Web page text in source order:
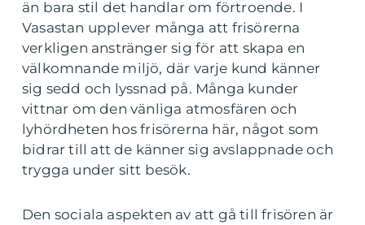
än bara stil det handlar om förtroende. I
Vasastan upplever många att frisörerna
verkligen anstränger sig för att skapa en
välkomnande miljö, där varje kund känner
sig sedd och lyssnad på. Många kunder
vittnar om den vänliga atmosfären och
lyhördheten hos frisörerna här, något som
bidrar till att de känner sig avslappnade och
trygga under sitt besök.
Den sociala aspekten av att gå till frisören är